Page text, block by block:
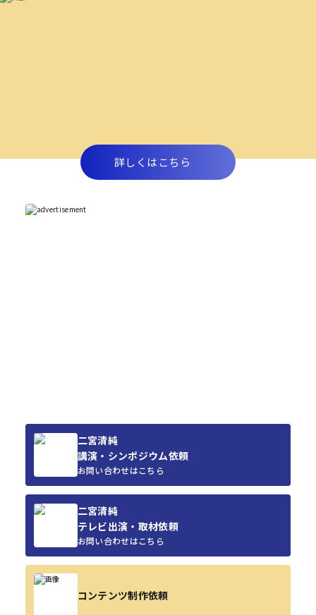
詳しくはこちら
二宮清純
講演・シンポジウム依頼
お問い合わせはこちら
二宮清純
テレビ出演・取材依頼
お問い合わせはこちら
コンテンツ制作依頼